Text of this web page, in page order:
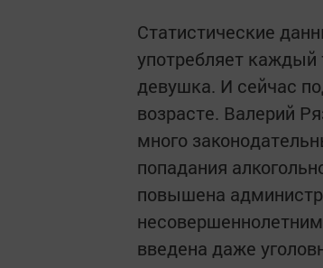
Статистические
употребляет каждый
девушка. И сейчас
возрасте. Валерий
много
попадания
повышена
введена даже